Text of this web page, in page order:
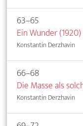
63–65
Ein Wunder (1920)
Konstantin Derzhavin
66–68
Die Masse als
Konstantin Derzhavin